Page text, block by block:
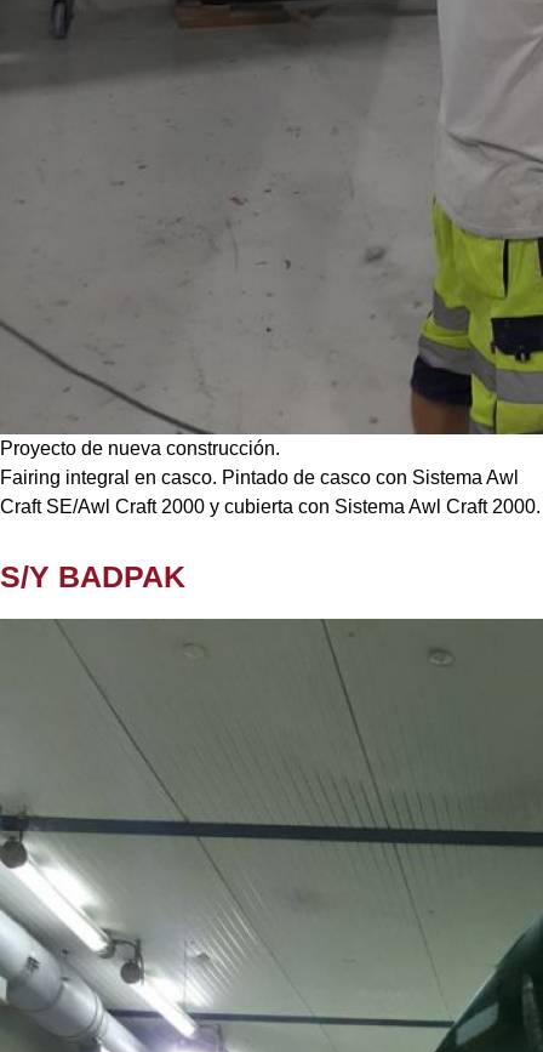
Proyecto de nueva construcción.
Fairing integral en casco. Pintado de casco con Sistema Awl
Craft SE/Awl Craft 2000 y cubierta con Sistema Awl Craft 2000.
S/Y BADPAK